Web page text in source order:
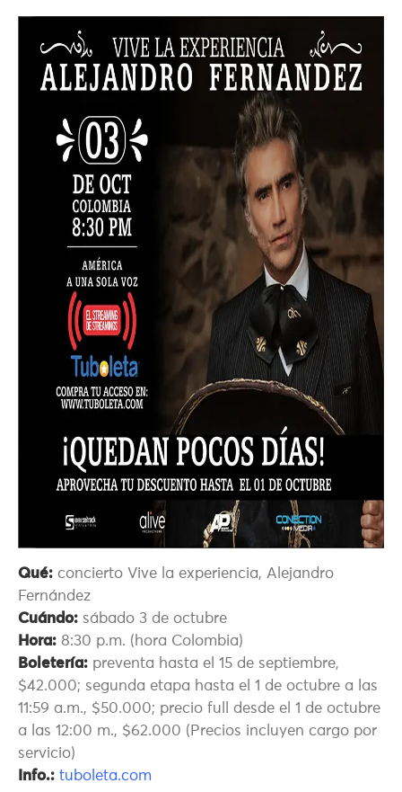
Qué: concierto Vive la experiencia, Alejandro
Fernández
Cuándo: sábado 3 de octubre
Hora: 8:30 p.m. (hora Colombia)
Boletería: preventa hasta el 15 de septiembre,
$42.000; segunda etapa hasta el 1 de octubre a las
11:59 a.m., $50.000; precio full desde el 1 de octubre
a las 12:00 m., $62.000 (Precios incluyen cargo por
servicio)
Info.: tuboleta.com